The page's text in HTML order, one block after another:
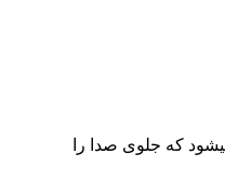
که جلوی صدا را